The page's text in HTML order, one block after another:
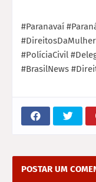
#Paranavaí
#PolíciaCivil
#BrasilNews
POSTAR UM